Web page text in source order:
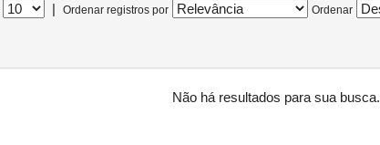
| Ordenar registros por Ordenar
Não há resultados para sua busca.